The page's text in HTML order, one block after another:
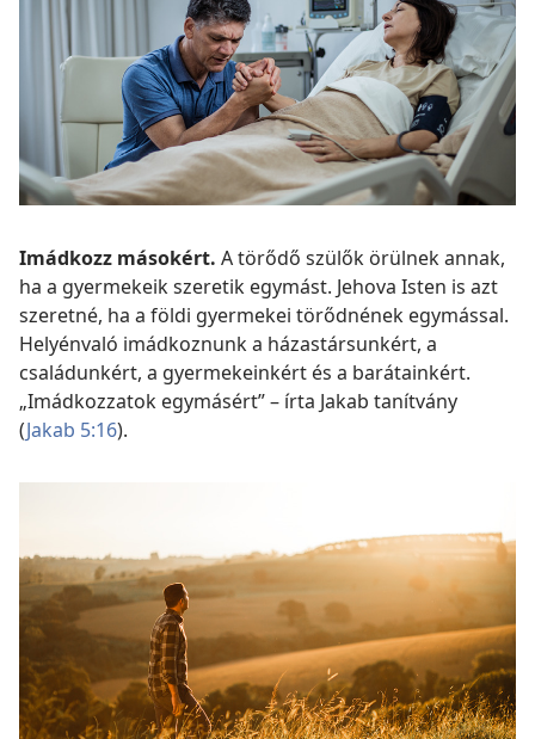
Imádkozz másokért. A törődő szülők örülnek annak,
ha a gyermekeik szeretik egymást. Jehova Isten is azt
szeretné, ha a földi gyermekei törődnének egymással.
Helyénvaló imádkoznunk a házastársunkért, a
családunkért, a gyermekeinkért és a barátainkért.
„Imádkozzatok egymásért” – írta Jakab tanítvány
(Jakab 5:16).